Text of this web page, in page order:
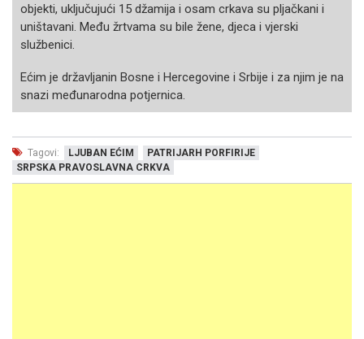
objekti, uključujući 15 džamija i osam crkava su pljačkani i
uništavani. Među žrtvama su bile žene, djeca i vjerski
službenici.
Ećim je državljanin Bosne i Hercegovine i Srbije i za njim je na
snazi međunarodna potjernica.
Tagovi: LJUBAN EĆIM
PATRIJARH PORFIRIJE
SRPSKA PRAVOSLAVNA CRKVA